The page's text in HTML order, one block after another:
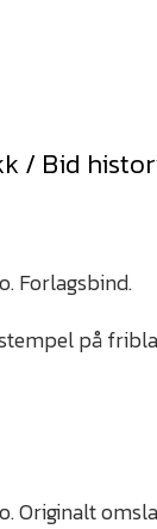
/ Bid
Forlagsbind.
på
Originalt